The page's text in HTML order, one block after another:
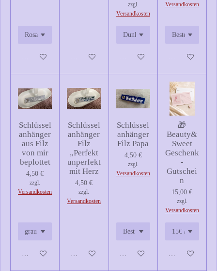
In den Warenkorb In den Warenkorb
zzgl.
Versandkosten
In den Warenkorb
Versandkosten
In den
Schlüssel
anhänger
aus Filz
von mir
beplottet
4,50 €
zzgl.
Versandkosten
In den Warenkorb
Schlüssel
anhänger
Filz
„Perfekt
unperfekt
mit Herz
4,50 €
zzgl.
Versandkosten
In den Warenkorb
Schlüssel
anhänger
Filz Papa
4,50 €
zzgl.
Versandkosten
In den Warenkorb
🎁
Beauty&
Sweet
Geschenk
-
Gutschei
n
15,00 €
zzgl.
Versandkosten
In den